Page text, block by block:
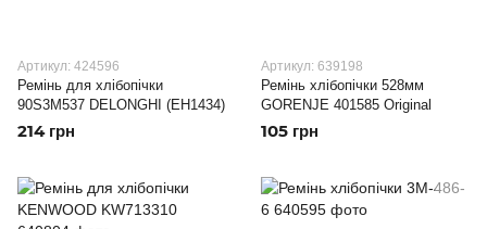
Артикул: 424596
Ремінь для хлібопічки
90S3M537 DELONGHI (EH1434)
214 грн
Артикул: 639198
Ремінь хлібопічки 528мм
GORENJE 401585 Original
105 грн